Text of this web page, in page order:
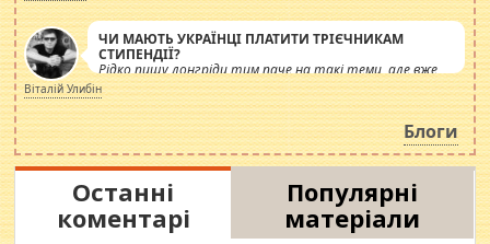
ЧИ МАЮТЬ УКРАЇНЦІ ПЛАТИТИ ТРІЄЧНИКАМ
СТИПЕНДІЇ?
Рідко пишу лонгріди тим паче на такі теми, але вже
просто дістало! Обурюють сьогоднішні інсенуації
навколо стипендіального питання. Штучно
роздувається ще одна соціальна катастрофа.
Віталій Улибін
Блоги
Останні
коментарі
Популярні
матеріали